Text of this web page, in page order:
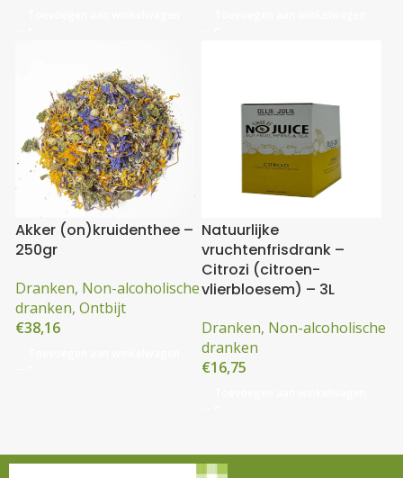
Akker (on)kruidenthee –
250gr
Dranken, Non-alcoholische
dranken, Ontbijt
€38,16
Natuurlijke
vruchtenfrisdrank –
Citrozi (citroen-
vlierbloesem) – 3L
Dranken, Non-alcoholische
dranken
€16,75